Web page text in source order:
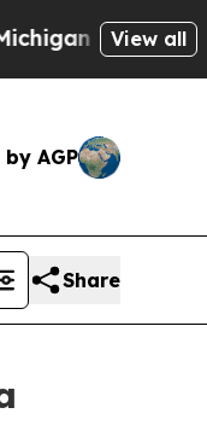
“People
View all
AGP
Share